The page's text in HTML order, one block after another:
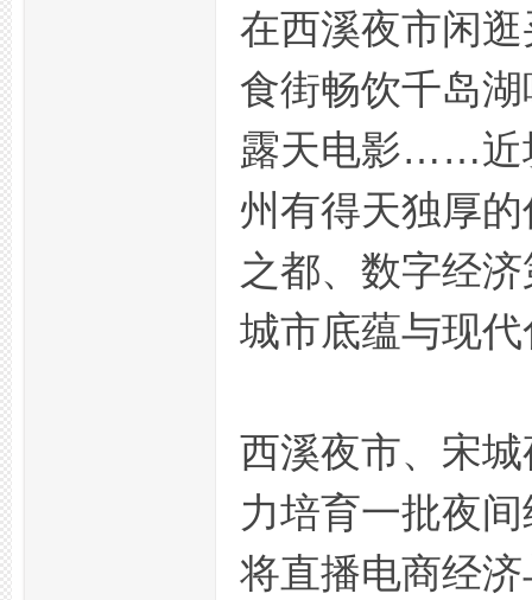
在西溪夜市闲
食街畅饮千岛
露天电影……近
州有得天独厚
之都、数字经
城市底蕴与现代
西溪夜市、宋
力培育一批夜
将直播电商经